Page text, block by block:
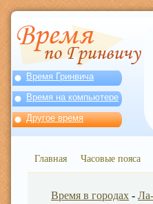
Время Гринвича
Время на компьютере
Другое время
Главная Часовые пояса
Время в городах -